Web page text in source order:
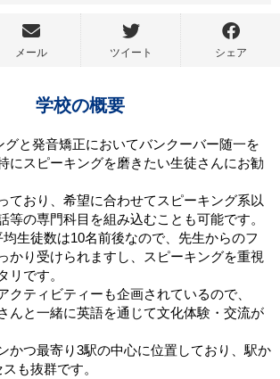
メール ツイート シェア
学校の概要
グと発音矯正においてバンクーバー随一を
にスピーキングを磨きたい生徒さんにお勧
ており、希望に合わせてスピーキング系以
等の専門科目を組み込むことも可能です。
生徒数は10名前後なので、先生からのフ
かり受けられますし、スピーキングを重視
リです。
クティビティーも企画されているので、
んと一緒に英語を通じて文化体験・交流が
かつ最寄り3駅の中心に位置しており、駅か
も抜群です。